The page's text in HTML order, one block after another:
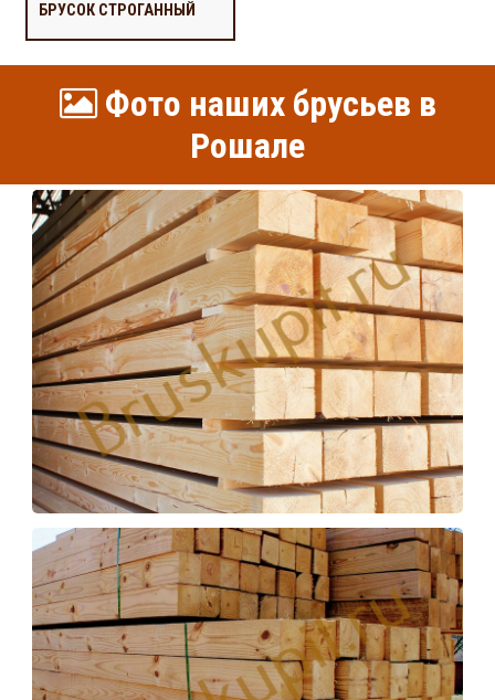
БРУСОК СТРОГАННЫЙ
Фото наших брусьев в
Рошале